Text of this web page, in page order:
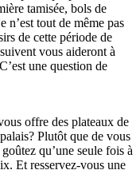
tamisée, bols de
tout de même pas
de cette période de
vous aideront à
une question de
offre des plateaux de
Plutôt que de vous
qu’une seule fois à
Et resservez-vous une